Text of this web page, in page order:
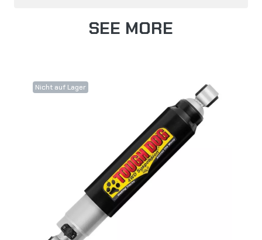
SEE MORE
Nicht auf Lager